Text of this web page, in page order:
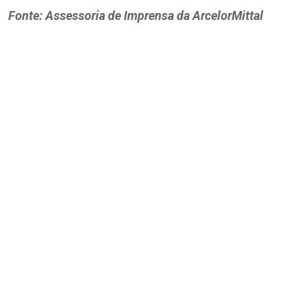
Fonte: Assessoria de Imprensa da ArcelorMittal